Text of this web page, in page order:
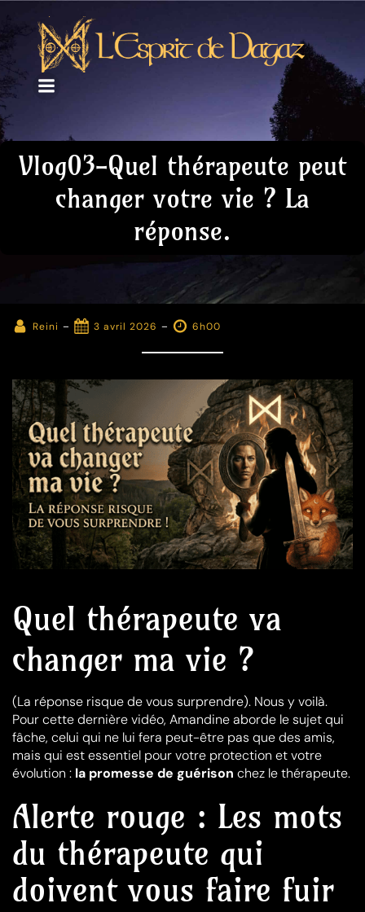
Vlog03-Quel thérapeute peut
changer votre vie ? La
réponse.
Reini - 3 avril 2026 - 6h00
Quel thérapeute va
changer ma vie ?
(La réponse risque de vous surprendre). Nous y voilà.
Pour cette dernière vidéo, Amandine aborde le sujet qui
fâche, celui qui ne lui fera peut-être pas que des amis,
mais qui est essentiel pour votre protection et votre
évolution : la promesse de guérison chez le thérapeute.
Alerte rouge : Les mots
du thérapeute qui
doivent vous faire fuir